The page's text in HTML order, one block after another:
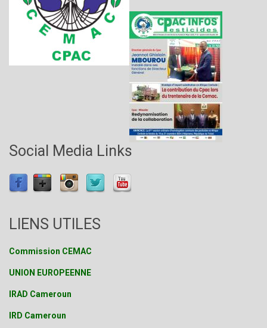
Social Media Links
LIENS UTILES
Commission CEMAC
UNION EUROPEENNE
IRAD Cameroun
IRD Cameroun